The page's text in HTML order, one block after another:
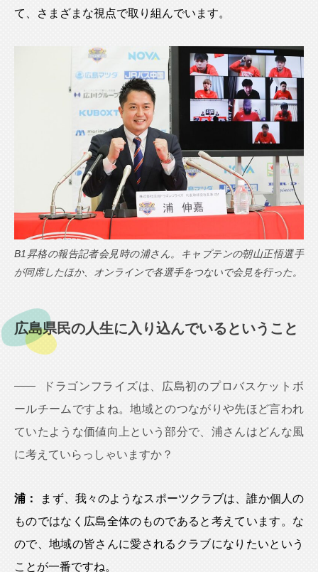
て、さまざまな視点で取り組んでいます。
B1昇格の報告記者会見時の浦さん。キャプテンの朝山正悟選手
が同席したほか、オンラインで各選手をつないで会見を行った。
広島県民の人生に入り込んでいるということ
ドラゴンフライズは、広島初のプロバスケットボ
ールチームですよね。地域とのつながりや先ほど言われ
ていたような価値向上という部分で、浦さんはどんな風
に考えていらっしゃいますか？
浦：
まず、我々のようなスポーツクラブは、誰か個人の
ものではなく広島全体のものであると考えています。な
ので、地域の皆さんに愛されるクラブになりたいという
ことが一番ですね。